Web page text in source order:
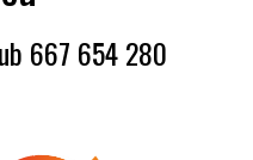
667 654 280